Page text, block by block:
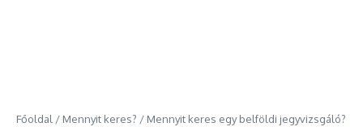
Főoldal / Mennyit keres? / Mennyit keres egy belföldi jegyvizsgáló?